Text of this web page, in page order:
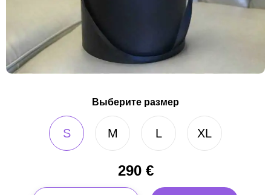
Выберите размер
S M L XL
290€